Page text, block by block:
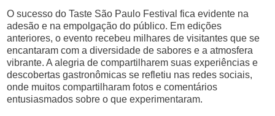
O sucesso do Taste São Paulo Festival fica evidente na
adesão e na empolgação do público. Em edições
anteriores, o evento recebeu milhares de visitantes que se
encantaram com a diversidade de sabores e a atmosfera
vibrante. A alegria de compartilharem suas experiências e
descobertas gastronômicas se refletiu nas redes sociais,
onde muitos compartilharam fotos e comentários
entusiasmados sobre o que experimentaram.